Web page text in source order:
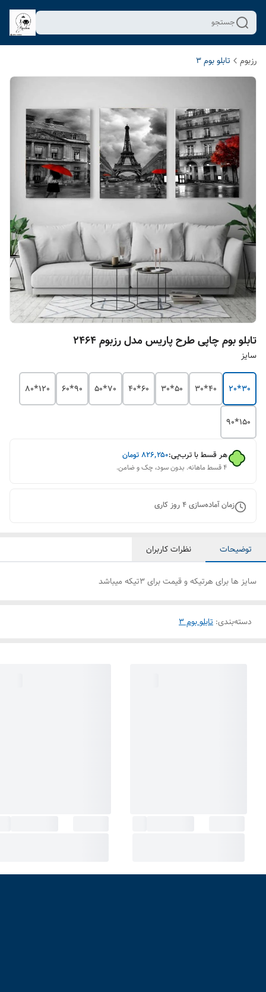
جستجو
رزبوم تابلو بوم 3
تابلو بوم چاپی طرح پاریس مدل رزبوم ۲۴۶۴
سایز
30*20
40*30
50*30
60*40
70*50
90*60
120*80
150*90
هر قسط با ترب‌پی:۸۲۶٬۲۵۰تومان
۴ قسط ماهانه. بدون سود، چک و ضامن.
زمان آماده‌سازی4روز کاری
توضیحات نظرات کاربران
سایز ها برای هرتیکه و قیمت برای 3تیکه میباشد
دسته‌بندی: تابلو بوم 3